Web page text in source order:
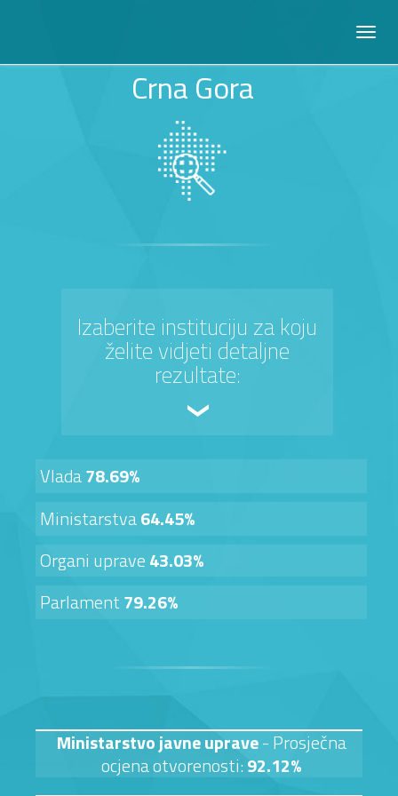
Crna Gora
Izaberite instituciju za koju
želite vidjeti detaljne
rezultate:
Vlada78.69%
Ministarstva64.45%
Organi uprave43.03%
Parlament79.26%
Ministarstvo javne uprave- Prosječna
ocjena otvorenosti:92.12%